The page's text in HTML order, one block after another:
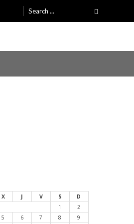
Search
for:
X J V S
D
1
2
5 6 7 8
9